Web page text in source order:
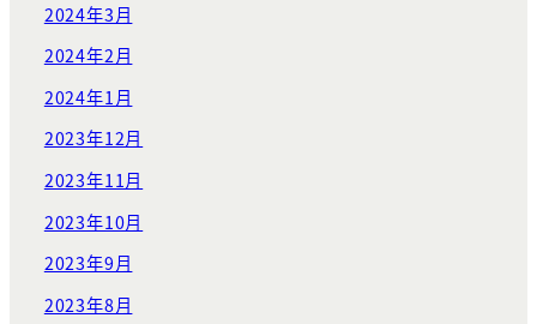
2024年3月
2024年2月
2024年1月
2023年12月
2023年11月
2023年10月
2023年9月
2023年8月